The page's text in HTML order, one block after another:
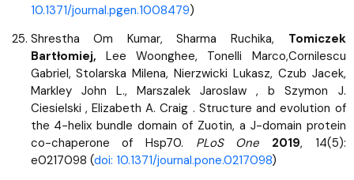
10.1371/journal.pgen.1008479)
Shrestha Om Kumar, Sharma Ruchika, Tomiczek
Bartłomiej, Lee Woonghee, Tonelli Marco,Cornilescu
Gabriel, Stolarska Milena, Nierzwicki Lukasz, Czub Jacek,
Markley John L., Marszalek Jaroslaw , b Szymon J.
Ciesielski , Elizabeth A. Craig . Structure and evolution of
the 4-helix bundle domain of Zuotin, a J-domain protein
co-chaperone of Hsp70. PLoS One 2019, 14(5):
e0217098 (doi: 10.1371/journal.pone.0217098)